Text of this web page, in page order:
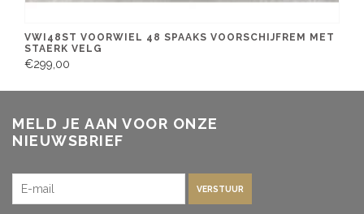
VWI48ST VOORWIEL 48 SPAAKS VOORSCHIJFREM MET
STAERK VELG
€299,00
MELD JE AAN VOOR ONZE
NIEUWSBRIEF
VERSTUUR